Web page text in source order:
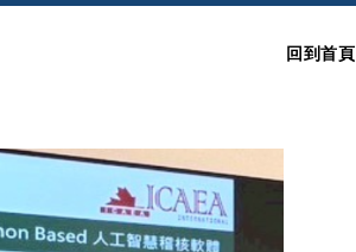
回到首頁